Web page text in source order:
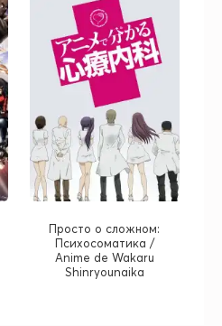
Просто о сложном:
Психосоматика /
Anime de Wakaru
Shinryounaika